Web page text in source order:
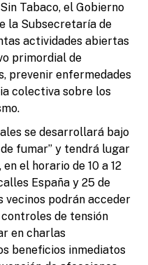
Tabaco, el Gobierno
la Subsecretaría de
actividades abiertas
primordial de
prevenir enfermedades
colectiva sobre los
se desarrollará bajo
fumar” y tendrá lugar
el horario de 10 a 12
España y 25 de
vecinos podrán acceder
de tensión
en charlas
beneficios inmediatos